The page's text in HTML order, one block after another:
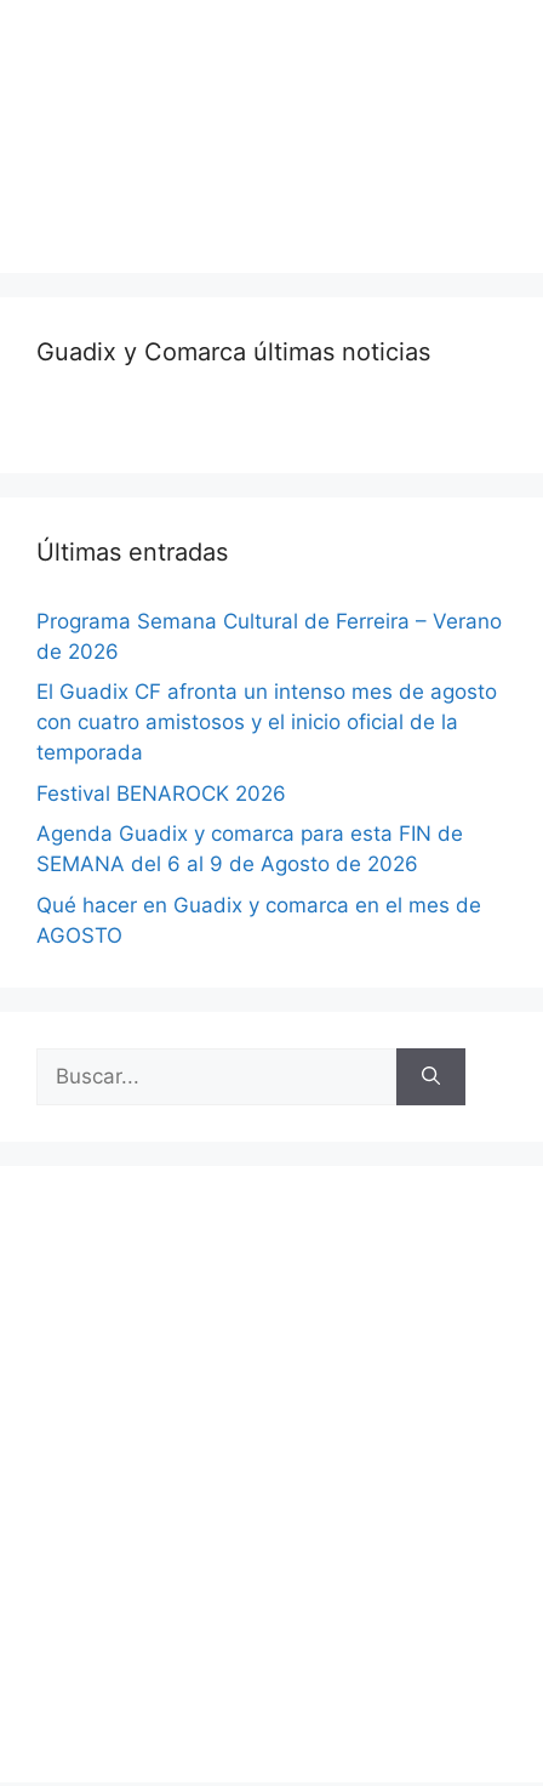
Guadix y Comarca últimas noticias
Últimas entradas
Programa Semana Cultural de Ferreira – Verano
de 2026
El Guadix CF afronta un intenso mes de agosto
con cuatro amistosos y el inicio oficial de la
temporada
Festival BENAROCK 2026
Agenda Guadix y comarca para esta FIN de
SEMANA del 6 al 9 de Agosto de 2026
Qué hacer en Guadix y comarca en el mes de
AGOSTO